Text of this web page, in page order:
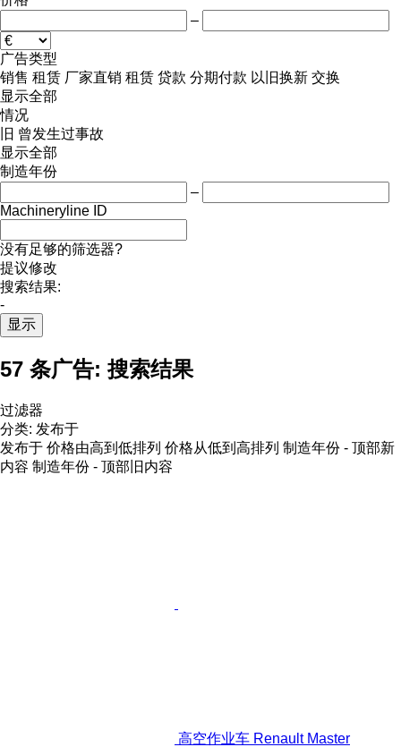
–
广告类型
销售 租赁 厂家直销 租赁 贷款 分期付款 以旧换新 交换
显示全部
情况
旧 曾发生过事故
显示全部
制造年份
–
Machineryline ID
没有足够的筛选器?
提议修改
搜索结果:
-
显示
57 条广告:搜索结果
过滤器
分类: 发布于
发布于 价格由高到低排列 价格从低到高排列 制造年份 - 顶部新
内容 制造年份 - 顶部旧内容
高空作业车 Renault Master